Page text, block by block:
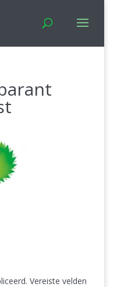
Vereiste velden